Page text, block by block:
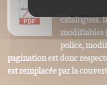
catalogues.
modifiables
police,
pagination est donc
est remplacée par la